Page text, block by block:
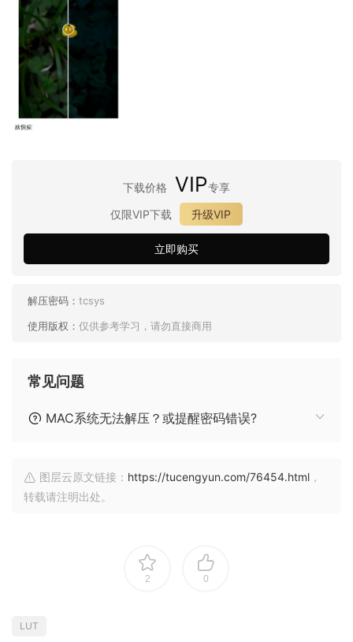
下载价格 VIP专享
仅限VIP下载
升级VIP
立即购买
解压密码： tcsys
使用版权： 仅供参考学习，请勿直接商用
常见问题
MAC系统无法解压？或提醒密码错误?
图层云原文链接： https://tucengyun.com/76454.html ，
转载请注明出处。
2 0
LUT